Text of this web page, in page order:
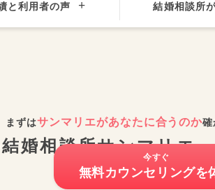
と利用者の声 結婚相談所
結婚相談所サンマリエ
まずはサンマリエがあなたに合うのか確
今すぐ
無料カウンセリングを